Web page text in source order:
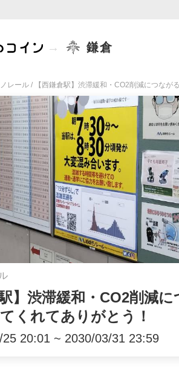
レール / 【西鎌倉駅】渋滞緩和・CO2削減につなが
駅】渋滞緩和・CO2削減
くれてありがとう！
25 20:01 ~ 2030/03/31 23:59
鎌倉